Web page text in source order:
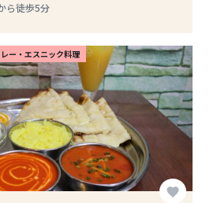
ら徒歩5分
ー・エスニック料理
favorite